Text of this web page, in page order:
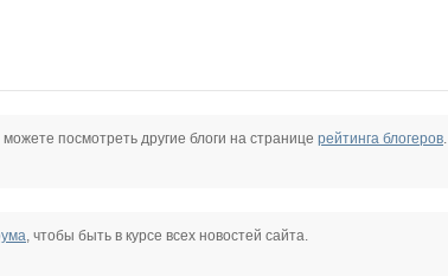
посмотреть другие блоги на странице рейтинга блогеров.
, чтобы быть в курсе всех новостей сайта.